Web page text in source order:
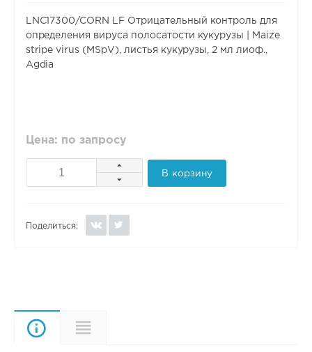
LNC17300/CORN LF Отрицательный контроль для
определения вируса полосатости кукурузы | Maize
stripe virus (MSpV), листья кукурузы, 2 мл лиоф.,
Agdia
Цена: по запросу
В корзину
Поделиться:
Описание